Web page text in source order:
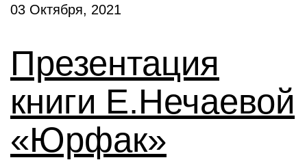
03 Октября, 2021
Презентация
книги Е.Нечаевой
«Юрфак»